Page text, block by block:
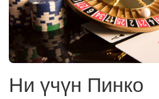
Ни үчүн Пинко